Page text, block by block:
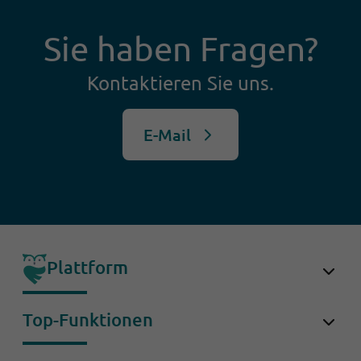
Sie haben Fragen?
Kontaktieren Sie uns.
E-Mail
Plattform
OwlForce
OwlDesk
Top-Funktionen